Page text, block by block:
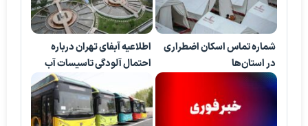
شماره‌ تماس اسکان اضطراری
در استان‌ها
اطلاعیه آبفای تهران درباره
احتمال آلودگی تاسیسات آب